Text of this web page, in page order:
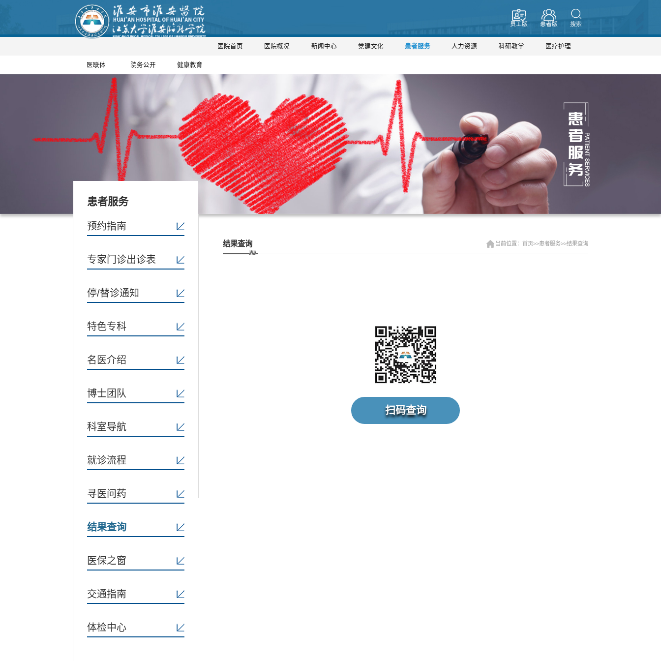
员工版 患者版 搜索
医院首页 医院概况 新闻中心 党建文化 患者服务 人力资源 科研教学 医疗护理
医联体 院务公开 健康教育
患者服务
预约指南
专家门诊出诊表
停/替诊通知
特色专科
名医介绍
博士团队
科室导航
就诊流程
寻医问药
结果查询
医保之窗
交通指南
体检中心
结果查询 当前位置：首页>>患者服务>>结果查询
扫码查询